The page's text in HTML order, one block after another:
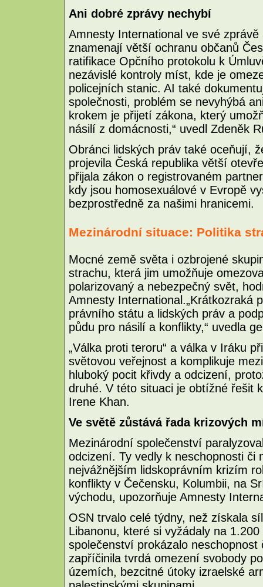
Ani dobré zprávy nechybí
Amnesty International ve své
znamenají větší ochranu občanů
ratifikace Opčního protokolu k
nezávislé kontroly míst, kde je
policejních stanic. AI také
společnosti, problém se nevyhýbá
krokem je přijetí zákona, který
násilí z domácnosti,“ uvedl Zdeněk
Obránci lidských práv také oceňují,
projevila Česká republika větší
přijala zákon o registrovaném
kdy jsou homosexuálové v Evropě
bezprostředně za našimi hranicemi.
Mezinárodní situace: Politika
Mocné země světa i ozbrojené
strachu, která jim umožňuje
polarizovaný a nebezpečný svět,
Amnesty International.„Krátkozraká
právního státu a lidských práv a
půdu pro násilí a konflikty,“ uvedla
„Válka proti teroru“ a válka v Iráku
světovou veřejnost a komplikuje
hluboký pocit křivdy a odcizení,
druhé. V této situaci je obtížné řešit
Irene Khan.
Ve světě zůstává řada krizových
Mezinárodní společenství
odcizení. Ty vedly k neschopnosti či
nejvážnějším lidskoprávním krizím
konflikty v Čečensku, Kolumbii, na
východu, upozorňuje Amnesty
OSN trvalo celé týdny, než získala
Libanonu, které si vyžádaly na
společenství prokázalo
zapříčinila tvrdá omezení svobody
územích, bezcitné útoky izraelské